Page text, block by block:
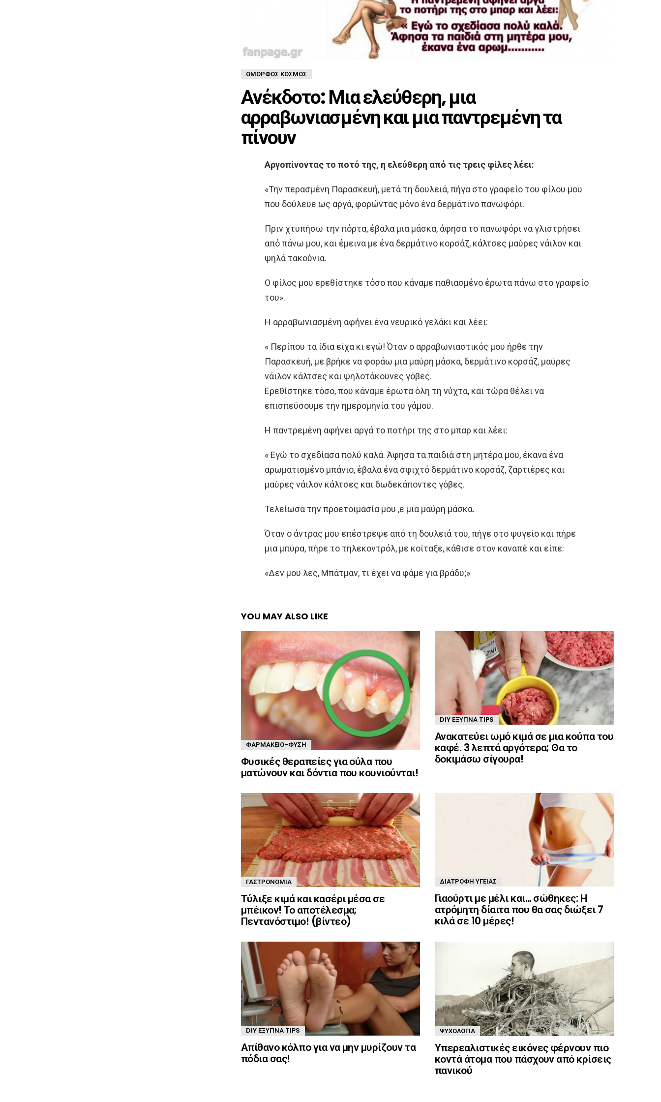
ΌΜΟΡΦΟΣ ΚΌΣΜΟΣ
Ανέκδοτο: Μια ελεύθερη, μια
αρραβωνιασμένη και μια παντρεμένη τα
πίνουν
Αργοπίνοντας το ποτό της, η ελεύθερη από τις τρεις φίλες λέει:
«Την περασμένη Παρασκευή, μετά τη δουλειά, πήγα στο γραφείο του φίλου μου
που δούλευε ως αργά, φορώντας μόνο ένα δερμάτινο πανωφόρι.
Πριν χτυπήσω την πόρτα, έβαλα μια μάσκα, άφησα το πανωφόρι να γλιστρήσει
από πάνω μου, και έμεινα με ένα δερμάτινο κορσάζ, κάλτσες μαύρες νάιλον και
ψηλά τακούνια.
Ο φίλος μου ερεθίστηκε τόσο που κάναμε παθιασμένο έρωτα πάνω στο γραφείο
του».
Η αρραβωνιασμένη αφήνει ένα νευρικό γελάκι και λέει:
« Περίπου τα ίδια είχα κι εγώ! Όταν ο αρραβωνιαστικός μου ήρθε την
Παρασκευή, με βρήκε να φοράω μια μαύρη μάσκα, δερμάτινο κορσάζ, μαύρες
νάιλον κάλτσες και ψηλοτάκουνες γόβες.
Ερεθίστηκε τόσο, που κάναμε έρωτα όλη τη νύχτα, και τώρα θέλει να
επισπεύσουμε την ημερομηνία του γάμου.
Η παντρεμένη αφήνει αργά το ποτήρι της στο μπαρ και λέει:
« Εγώ το σχεδίασα πολύ καλά. Άφησα τα παιδιά στη μητέρα μου, έκανα ένα
αρωματισμένο μπάνιο, έβαλα ένα σφιχτό δερμάτινο κορσάζ, ζαρτιέρες και
μαύρες νάιλον κάλτσες και δωδεκάποντες γόβες.
Τελείωσα την προετοιμασία μου ,ε μια μαύρη μάσκα.
Όταν ο άντρας μου επέστρεψε από τη δουλειά του, πήγε στο ψυγείο και πήρε
μια μπύρα, πήρε το τηλεκοντρόλ, με κοίταξε, κάθισε στον καναπέ και είπε:
«Δεν μου λες, Μπάτμαν, τι έχει να φάμε για βράδυ;»
YOU MAY ALSO LIKE
ΦΑΡΜΑΚΕΊΟ-ΦΎΣΗ
Φυσικές θεραπείες για ούλα που
ματώνουν και δόντια που κουνιούνται!
DIY ΈΞΥΠΝΑ TIPS
Ανακατεύει ωμό κιμά σε μια κούπα του
καφέ. 3 λεπτά αργότερα; Θα το
δοκιμάσω σίγουρα!
ΓΑΣΤΡΟΝΟΜΊΑ
Τύλιξε κιμά και κασέρι μέσα σε
μπέικον! Το αποτέλεσμα;
Πεντανόστιμο! (βίντεο)
ΔΙΑΤΡΟΦΉ ΥΓΕΊΑΣ
Γιαούρτι με μέλι και… σώθηκες: Η
ατρόμητη δίαιτα που θα σας διώξει 7
κιλά σε 10 μέρες!
DIY ΈΞΥΠΝΑ TIPS
Απίθανο κόλπο για να μην μυρίζουν τα
πόδια σας!
ΨΥΧΟΛΟΓΊΑ
Υπερεαλιστικές εικόνες φέρνουν πιο
κοντά άτομα που πάσχουν από κρίσεις
πανικού